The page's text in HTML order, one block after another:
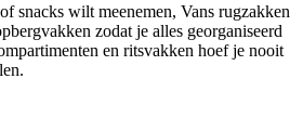
snacks wilt meenemen, Vans rugzakken
zodat je alles georganiseerd
en ritsvakken hoef je nooit